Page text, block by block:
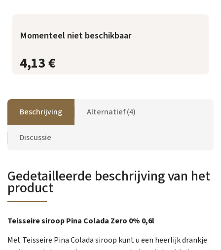
4,13 €
Momenteel niet beschikbaar
Beschrijving Alternatief (4)
Discussie
Gedetailleerde beschrijving van het
product
Teisseire siroop Pina Colada Zero 0% 0,6l
Met Teisseire Pina Colada siroop kunt u een heerlijk drankje